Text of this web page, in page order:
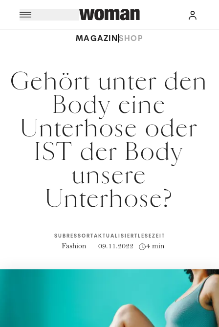
MAGAZINSHOP
Gehört unter den
Body eine
Unterhose oder
IST der Body
unsere
Unterhose?
SUBRESSORT
Fashion
AKTUALISIERT
09.11.2022
LESEZEIT
4 min